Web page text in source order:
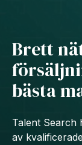
Brett
bästa
Talent Search
av